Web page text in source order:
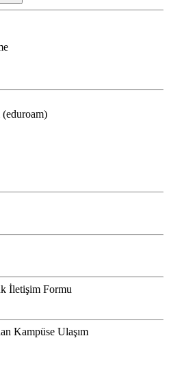
İletişim Formu
Kampüse Ulaşım